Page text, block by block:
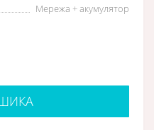
Мережа + акумулятор